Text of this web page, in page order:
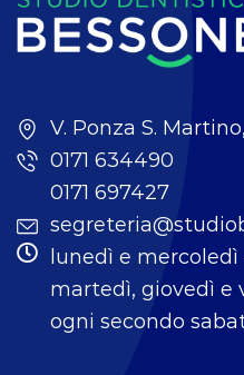
V. Ponza S.
0171 634490
0171 697427
lunedì e mercoledì
martedì, giovedì e
ogni secondo